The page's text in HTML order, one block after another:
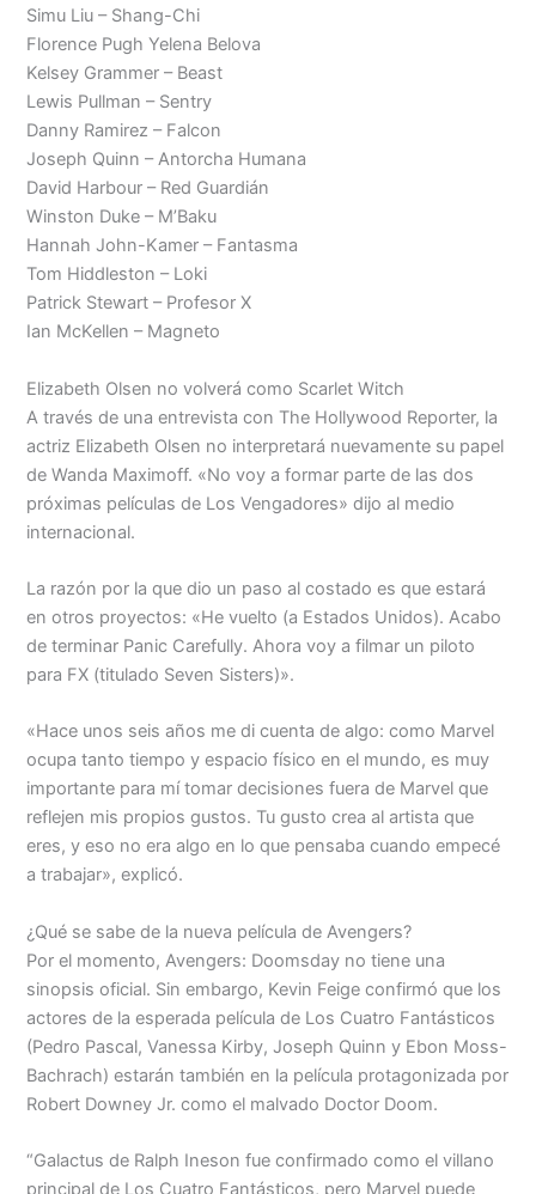
Simu Liu – Shang-Chi
Florence Pugh Yelena Belova
Kelsey Grammer – Beast
Lewis Pullman – Sentry
Danny Ramirez – Falcon
Joseph Quinn – Antorcha Humana
David Harbour – Red Guardián
Winston Duke – M’Baku
Hannah John-Kamer – Fantasma
Tom Hiddleston – Loki
Patrick Stewart – Profesor X
Ian McKellen – Magneto
Elizabeth Olsen no volverá como Scarlet Witch
A través de una entrevista con The Hollywood Reporter, la
actriz Elizabeth Olsen no interpretará nuevamente su papel
de Wanda Maximoff. «No voy a formar parte de las dos
próximas películas de Los Vengadores» dijo al medio
internacional.
La razón por la que dio un paso al costado es que estará
en otros proyectos: «He vuelto (a Estados Unidos). Acabo
de terminar Panic Carefully. Ahora voy a filmar un piloto
para FX (titulado Seven Sisters)».
«Hace unos seis años me di cuenta de algo: como Marvel
ocupa tanto tiempo y espacio físico en el mundo, es muy
importante para mí tomar decisiones fuera de Marvel que
reflejen mis propios gustos. Tu gusto crea al artista que
eres, y eso no era algo en lo que pensaba cuando empecé
a trabajar», explicó.
¿Qué se sabe de la nueva película de Avengers?
Por el momento, Avengers: Doomsday no tiene una
sinopsis oficial. Sin embargo, Kevin Feige confirmó que los
actores de la esperada película de Los Cuatro Fantásticos
(Pedro Pascal, Vanessa Kirby, Joseph Quinn y Ebon Moss-
Bachrach) estarán también en la película protagonizada por
Robert Downey Jr. como el malvado Doctor Doom.
“Galactus de Ralph Ineson fue confirmado como el villano
principal de Los Cuatro Fantásticos, pero Marvel puede